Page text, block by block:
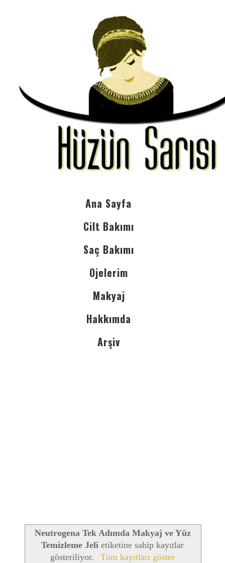
Ana Sayfa
Cilt Bakımı
Saç Bakımı
Ojelerim
Makyaj
Hakkımda
Arşiv
Neutrogena Tek Adımda Makyaj ve Yüz
Temizleme Jeli etiketine sahip kayıtlar
gösteriliyor.
Tüm kayıtları göster